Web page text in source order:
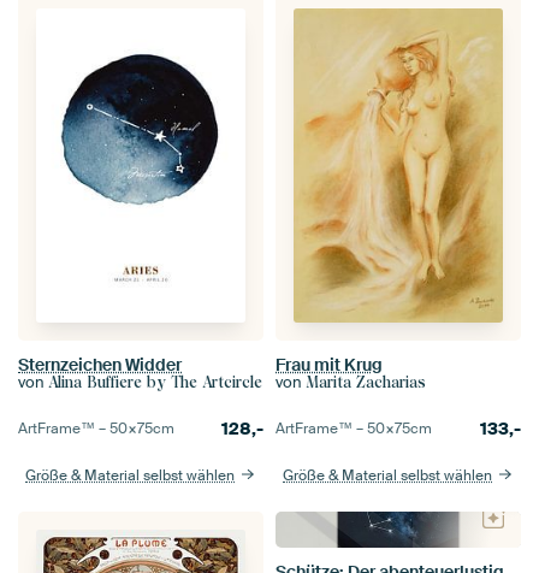
Sternzeichen Widder
von Alina Buffiere by The Artcircle
ArtFrame™ –50×75cm 128,-
Größe & Material selbst wählen
Frau mit Krug
von Marita Zacharias
ArtFrame™ –50×75cm 133,-
Größe & Material selbst wählen